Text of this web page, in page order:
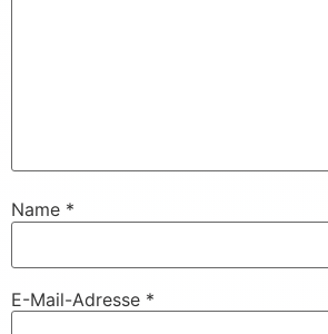
Name *
E-Mail-Adresse *